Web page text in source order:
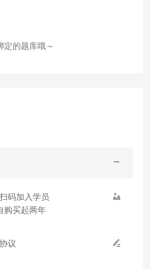
定的题库哦～
码加入学员
购买起两年
议